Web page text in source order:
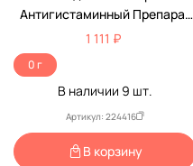
Антигистаминный Препарат
50мл V701
1 111 ₽
0 г
В наличии 9 шт.
Артикул: 224416
В корзину